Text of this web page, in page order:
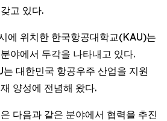
고 있다.
에 위치한 한국항공대학교(KAU)는
야에서 두각을 나타내고 있다.
대한민국 항공우주 산업을 지원
양성에 전념해 왔다.
다음과 같은 분야에서 협력을 추진